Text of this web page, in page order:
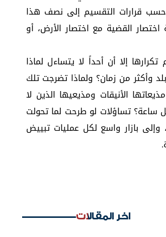
حسب قرارات التقسيم إلى نصف هذا
مواءمة اختصار القضية مع اختصار الأرض، أو
إلا أن أحداً لا يتساءل لماذا
وأكثر من زمان؟ ولماذا تضرجت تلك
الأنيقات ومذيعيها الذين لا
ساعة؟ تساؤلات لو طرحت لما تحولت
وإلى بازار واسع لكل عمليات تبييض
اخر المقالات